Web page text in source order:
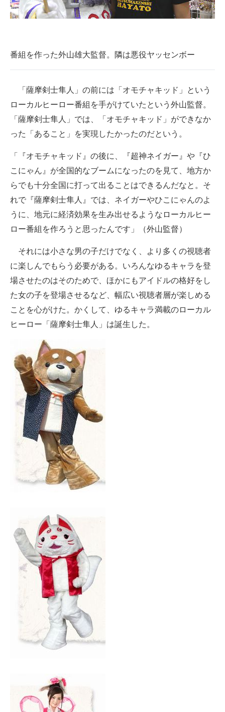
番組を作った外山雄大監督。隣は悪役ヤッセンボー
「薩摩剣士隼人」の前には「オモチャキッド」という
ローカルヒーロー番組を手がけていたという外山監督。
「薩摩剣士隼人」では、「オモチャキッド」ができなか
った「あること」を実現したかったのだという。
「『オモチャキッド』の後に、『超神ネイガー』や『ひ
こにゃん』が全国的なブームになったのを見て、地方か
らでも十分全国に打って出ることはできるんだなと。そ
れで『薩摩剣士隼人』では、ネイガーやひこにゃんのよ
うに、地元に経済効果を生み出せるようなローカルヒー
ロー番組を作ろうと思ったんです」（外山監督）
それには小さな男の子だけでなく、より多くの視聴者
に楽しんでもらう必要がある。いろんなゆるキャラを登
場させたのはそのためで、ほかにもアイドルの格好をし
た女の子を登場させるなど、幅広い視聴者層が楽しめる
ことを心がけた。かくして、ゆるキャラ満載のローカル
ヒーロー「薩摩剣士隼人」は誕生した。